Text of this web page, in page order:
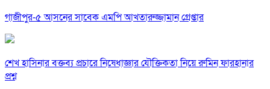
গাজীপুর-৫ আসনের সাবেক এমপি আখতারুজ্জামান গ্রেপ্তার
শেখ হাসিনার বক্তব্য প্রচারে নিষেধাজ্ঞার যৌক্তিকতা নিয়ে রুমিন ফারহানার
প্রশ্ন